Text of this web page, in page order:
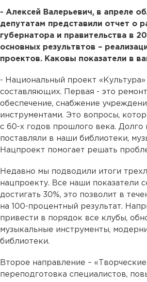
- Алексей Валерьевич, в апреле
депутатам представили отчет о
губернатора и правительства в
основных результвтов –
проектов. Каковы показатели в
- Национальный проект
составляющих. Первая - это
обеспечение, снабжение
инструментами. Это вопросы,
с 60-х годов прошлого века. Долго
поставляли в наши библиотеки,
Нацпроект помогает решать
Недавно мы подводили итоги
нацпроекту. Все наши показатели
достигать 30%, это позволит в
на 100-процентный результат.
привести в порядок все клубы,
музыкальные инструменты,
библиотеки.
Второе направление –
переподготовка специалистов,